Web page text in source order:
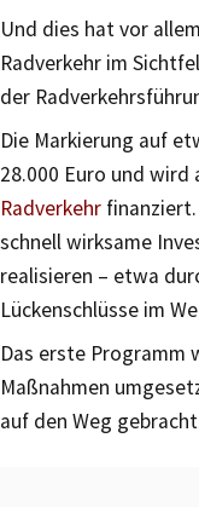
Und dies hat vor
Radverkehr im
der
Die Markierung auf
28.000 Euro und wird
Radverkehr
schnell wirksame
realisieren – etwa
Lückenschlüsse im
Das erste Programm
Maßnahmen
auf den Weg